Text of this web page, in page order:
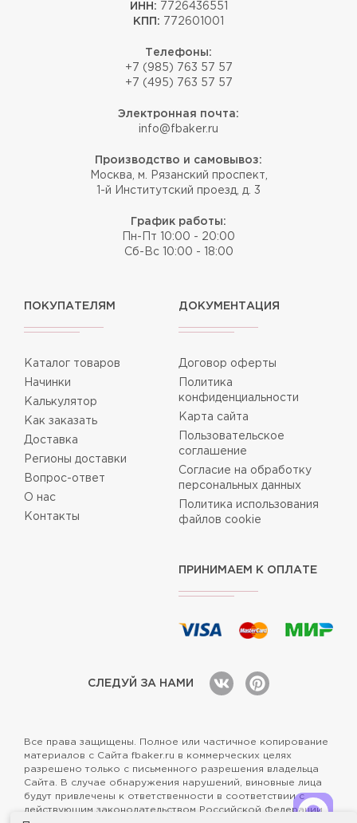
ИНН: 7726436551
КПП: 772601001
Телефоны:
+7 (985) 763 57 57
+7 (495) 763 57 57
Электронная почта:
info@fbaker.ru
Производство и самовывоз:
Москва, м. Рязанский проспект,
1-й Институтский проезд, д. 3
График работы:
Пн-Пт 10:00 - 20:00
Сб-Вс 10:00 - 18:00
ПОКУПАТЕЛЯМ
Каталог товаров
Начинки
Калькулятор
Как заказать
Доставка
Регионы доставки
Вопрос-ответ
О нас
Контакты
ДОКУМЕНТАЦИЯ
Договор оферты
Политика
конфиденциальности
Карта сайта
Пользовательское
соглашение
Согласие на обработку
персональных данных
Политика использования
файлов cookie
ПРИНИМАЕМ К ОПЛАТЕ
СЛЕДУЙ ЗА НАМИ
Все права защищены. Полное или частичное копирование
материалов с Сайта fbaker.ru в коммерческих целях
разрешено только с письменного разрешения владельца
Сайта. В случае обнаружения нарушений, виновные лица
будут привлечены к ответственности в соответствии с
действующим законодательством Российской Федерации.